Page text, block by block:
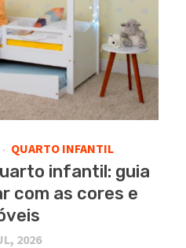
• QUARTO INFANTIL
infantil: guia
com as cores e
2026